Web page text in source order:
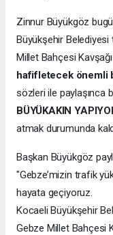
Zinnur Büyükgöz
Büyükşehir Belediyesi
Millet Bahçesi
hafifletecek önemli
sözleri ile paylaşınca
BÜYÜKAKIN
atmak durumunda
Başkan Büyükgöz
"Gebze’mizin trafik
hayata geçiyoruz.
Kocaeli Büyükşehir
Gebze Millet Bahçesi